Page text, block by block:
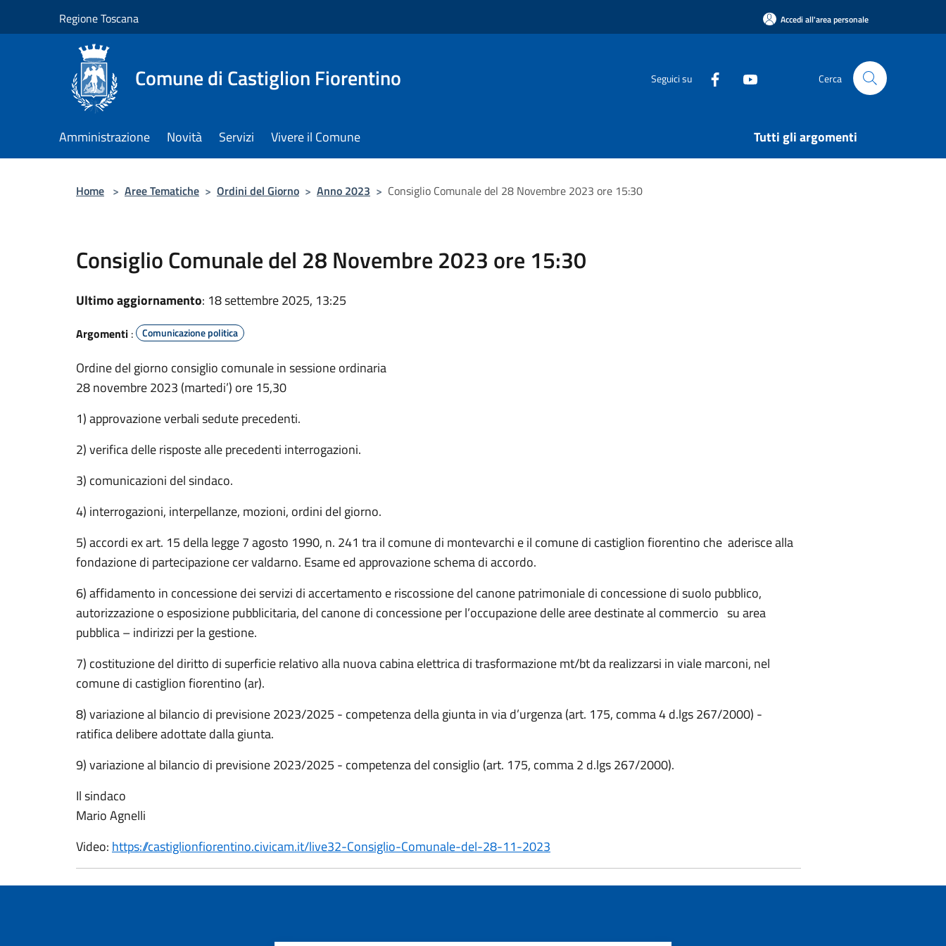
Regione Toscana Accedi all'area personale
Comune di Castiglion Fiorentino Seguici su Cerca
Amministrazione Novità Servizi Vivere il Comune Tutti gli argomenti
Home > Aree Tematiche > Ordini del Giorno > Anno 2023 > Consiglio Comunale del 28 Novembre 2023 ore 15:30
Consiglio Comunale del 28 Novembre 2023 ore 15:30
Ultimo aggiornamento: 18 settembre 2025, 13:25
Argomenti : Comunicazione politica
Ordine del giorno consiglio comunale in sessione ordinaria
28 novembre 2023 (martedi’) ore 15,30
1) approvazione verbali sedute precedenti.
2) verifica delle risposte alle precedenti interrogazioni.
3) comunicazioni del sindaco.
4) interrogazioni, interpellanze, mozioni, ordini del giorno.
5) accordi ex art. 15 della legge 7 agosto 1990, n. 241 tra il comune di montevarchi e il comune di castiglion fiorentino che aderisce alla
fondazione di partecipazione cer valdarno. Esame ed approvazione schema di accordo.
6) affidamento in concessione dei servizi di accertamento e riscossione del canone patrimoniale di concessione di suolo pubblico,
autorizzazione o esposizione pubblicitaria, del canone di concessione per l’occupazione delle aree destinate al commercio su area
pubblica – indirizzi per la gestione.
7) costituzione del diritto di superficie relativo alla nuova cabina elettrica di trasformazione mt/bt da realizzarsi in viale marconi, nel
comune di castiglion fiorentino (ar).
8) variazione al bilancio di previsione 2023/2025 - competenza della giunta in via d’urgenza (art. 175, comma 4 d.lgs 267/2000) -
ratifica delibere adottate dalla giunta.
9) variazione al bilancio di previsione 2023/2025 - competenza del consiglio (art. 175, comma 2 d.lgs 267/2000).
Il sindaco
Mario Agnelli
Video: https://castiglionfiorentino.civicam.it/live32-Consiglio-Comunale-del-28-11-2023